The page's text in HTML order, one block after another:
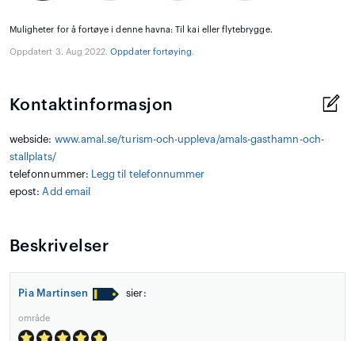
Muligheter for å fortøye i denne havna: Til kai eller flytebrygge.
Oppdatert 3. Aug 2022.Oppdater fortøying.
Kontaktinformasjon
webside: www.amal.se/turism-och-uppleva/amals-gasthamn-och-
stallplats/
telefonnummer:
Legg til telefonnummer
epost: Add email
Beskrivelser
Pia Martinsen sier:
område